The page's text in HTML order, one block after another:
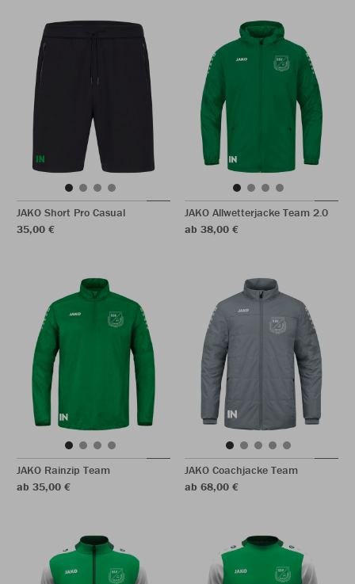
JAKO Short Pro Casual
35,00 €
JAKO Allwetterjacke Team 2.0
ab 38,00 €
JAKO Rainzip Team
ab 35,00 €
JAKO Coachjacke Team
ab 68,00 €